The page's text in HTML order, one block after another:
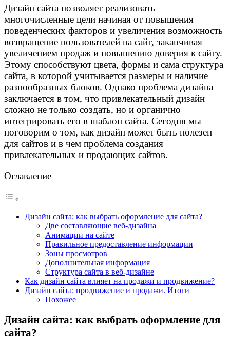
Дизайн сайта позволяет реализовать
многочисленные цели начиная от повышения
поведенческих факторов и увеличения возможность
возвращение пользователей на сайт, заканчивая
увеличением продаж и повышению доверия к сайту.
Этому способствуют цвета, формы и сама структура
сайта, в которой учитывается размеры и наличие
разнообразных блоков. Однако проблема дизайна
заключается в том, что привлекательный дизайн
сложно не только создать, но и органично
интегрировать его в шаблон сайта. Сегодня мы
поговорим о том, как дизайн может быть полезен
для сайтов и в чем проблема создания
привлекательных и продающих сайтов.
Оглавление
Дизайн сайта: как выбрать оформление для сайта?
Две составляющие веб-дизайна
Анимации на сайте
Правильное предоставление информации
Зоны просмотров
Дополнительная информация
Структура сайта в веб-дизайне
Как дизайн сайта влияет на продажи и продвижение?
Дизайн сайта: продвижение и продажи. Итоги
Похожее
Дизайн сайта: как выбрать оформление для
сайта?